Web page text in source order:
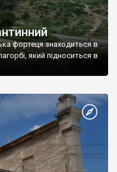
фортеця знаходиться в
який підноситься в